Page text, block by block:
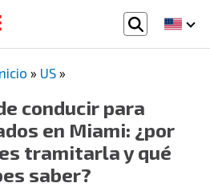
» US »
conducir para
en Miami: ¿por
tramitarla y qué
saber?